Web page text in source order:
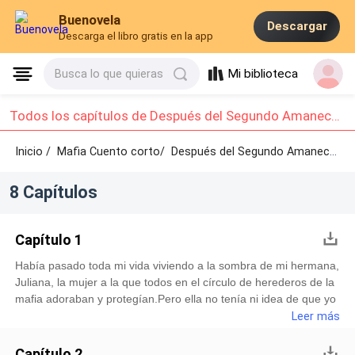
Buenovela
Descarga el libro gratis en la app
Descargar
Busca lo que quieras Mi biblioteca
Todos los capítulos de Después del Segundo Amanecer: Capítulo 1 - Capítulo 8
Inicio / Mafia Cuento corto/Después del Segundo Amanecer /
8 Capítulos
Capítulo 1
Había pasado toda mi vida viviendo a la sombra de mi hermana,
Juliana, la mujer a la que todos en el círculo de herederos de la
mafia adoraban y protegían.Pero ella no tenía ni idea de que yo
había renacido.Al igual que en mi vida anterior, sonrió dulce y
fingiendo ser considerada y amable.Sin embargo, esta vez, me
Leer más